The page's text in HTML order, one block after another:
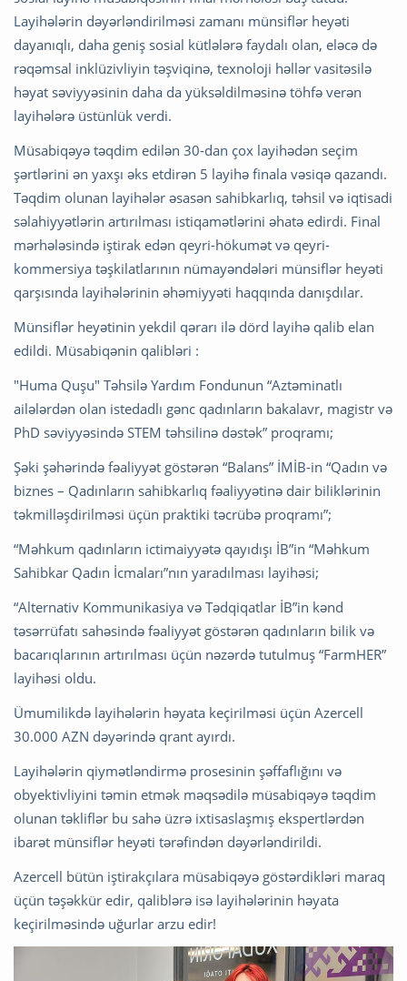
Layihələrin dəyərləndirilməsi zamanı münsiflər heyəti
dayanıqlı, daha geniş sosial kütlələrə faydalı olan, eləcə də
rəqəmsal inklüzivliyin təşviqinə, texnoloji həllər vasitəsilə
həyat səviyyəsinin daha da yüksəldilməsinə töhfə verən
layihələrə üstünlük verdi.
Müsabiqəyə təqdim edilən 30-dan çox layihədən seçim
şərtlərini ən yaxşı əks etdirən 5 layihə finala vəsiqə qazandı.
Təqdim olunan layihələr əsasən sahibkarlıq, təhsil və iqtisadi
səlahiyyətlərin artırılması istiqamətlərini əhatə edirdi. Final
mərhələsində iştirak edən qeyri-hökumət və qeyri-
kommersiya təşkilatlarının nümayəndələri münsiflər heyəti
qarşısında layihələrinin əhəmiyyəti haqqında danışdılar.
Münsiflər heyətinin yekdil qərarı ilə dörd layihə qalib elan
edildi. Müsabiqənin qalibləri :
"Huma Quşu" Təhsilə Yardım Fondunun “Aztəminatlı
ailələrdən olan istedadlı gənc qadınların bakalavr, magistr və
PhD səviyyəsində STEM təhsilinə dəstək” proqramı;
Şəki şəhərində fəaliyyət göstərən “Balans” İMİB-in “Qadın və
biznes – Qadınların sahibkarlıq fəaliyyətinə dair biliklərinin
təkmilləşdirilməsi üçün praktiki təcrübə proqramı”;
“Məhkum qadınların ictimaiyyətə qayıdışı İB”in “Məhkum
Sahibkar Qadın İcmaları”nın yaradılması layihəsi;
“Alternativ Kommunikasiya və Tədqiqatlar İB”in kənd
təsərrüfatı sahəsində fəaliyyət göstərən qadınların bilik və
bacarıqlarının artırılması üçün nəzərdə tutulmuş “FarmHER”
layihəsi oldu.
Ümumilikdə layihələrin həyata keçirilməsi üçün Azercell
30.000 AZN dəyərində qrant ayırdı.
Layihələrin qiymətləndirmə prosesinin şəffaflığını və
obyektivliyini təmin etmək məqsədilə müsabiqəyə təqdim
olunan təkliflər bu sahə üzrə ixtisaslaşmış ekspertlərdən
ibarət münsiflər heyəti tərəfindən dəyərləndirildi.
Azercell bütün iştirakçılara müsabiqəyə göstərdikləri maraq
üçün təşəkkür edir, qaliblərə isə layihələrinin həyata
keçirilməsində uğurlar arzu edir!